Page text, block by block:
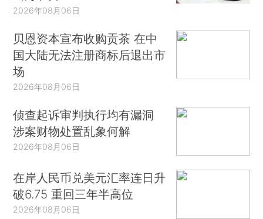
2026年08月06日
贝恩资本宣布收购贡茶 在中
国大陆无法注册商标后退出市
场
2026年08月06日
侦查起诉审判执行均有漏洞
涉案财物处置乱象何解
2026年08月06日
在岸人民币兑美元汇率连日升
破6.75 重回三年半高位
2026年08月06日